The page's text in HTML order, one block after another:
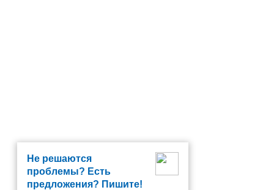
Не решаются
проблемы? Есть
предложения? Пишите!